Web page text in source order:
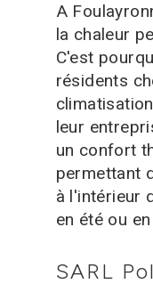
A
la chaleur
C'est
résidents
leur
un confort
permettant
à l'intérieur
en été ou
SARL